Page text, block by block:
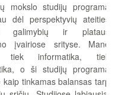
mokslo studijų programą
dėl perspektyvių ateities
galimybių ir plataus
įvairiose srityse. Mane
tiek informatika, tiek
o ši studijų programa
tinkamas balansas tarp